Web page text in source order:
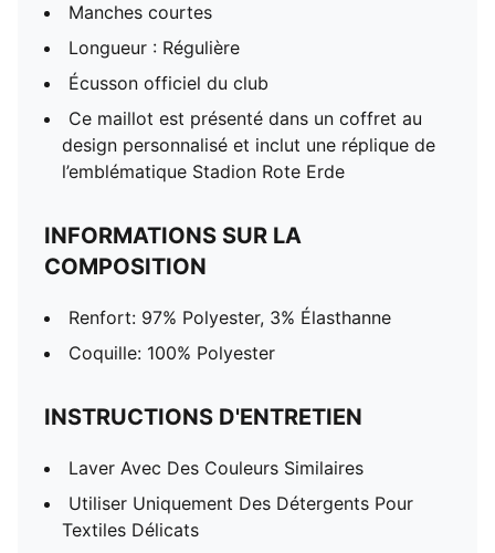
Manches courtes
Longueur : Régulière
Écusson officiel du club
Ce maillot est présenté dans un coffret au
design personnalisé et inclut une réplique de
l’emblématique Stadion Rote Erde
INFORMATIONS SUR LA
COMPOSITION
Renfort: 97% Polyester, 3% Élasthanne
Coquille: 100% Polyester
INSTRUCTIONS D'ENTRETIEN
Laver Avec Des Couleurs Similaires
Utiliser Uniquement Des Détergents Pour
Textiles Délicats